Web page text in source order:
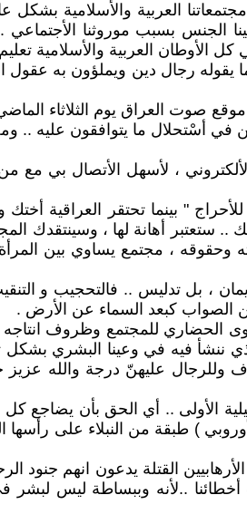
العربية والأسلامية
بسبب موروثنا الأجتماعي ..
العربية والأسلامية تعليم
رجال دين ويملؤون به عقول
في أسْتحلال ما يتوافقون عليه ..
، لأسهل الأتصال بي مع من
" بينما تحتقر العراقية
ستعتبر أهانة لها ، وسينتقدك
وحقوقه ، مجتمع يساوي بين
، بل تدليس .. فالتحجيب و
الصواب كبعد السماء عن الأرض .
الحضاري للمجتمع وظروف
ننشأ فيه في وعينا البشري
عليهنّ درجة والله عزيز
الأولى .. أي الحق بأن يضاجع
) طبقة من النبلاء على رأسها
الأرهابيين القتلة يدعون انهم
..لأنه وببساطة ليس لبشر